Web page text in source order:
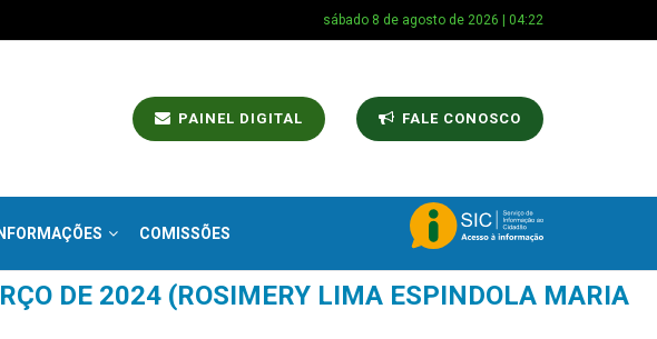
sábado 8 de agosto de 2026 | 04:22
PAINEL DIGITAL FALE CONOSCO
INFORMAÇÕES COMISSÕES
DE 2024 (ROSIMERY LIMA ESPINDOLA MARIA